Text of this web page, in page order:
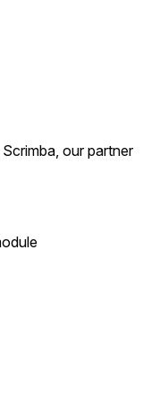
our partner